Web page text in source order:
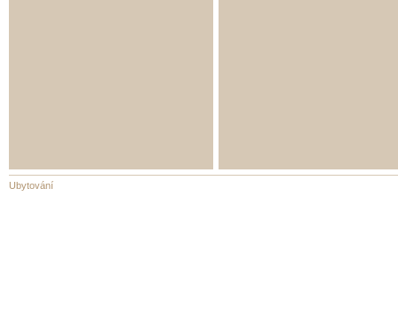
Ubytování